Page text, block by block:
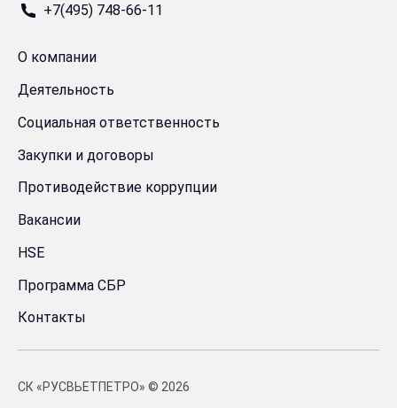
+7(495) 748-66-11
О компании
Деятельность
Социальная ответственность
Закупки и договоры
Противодействие коррупции
Вакансии
HSE
Программа СБР
Контакты
СК «РУСВЬЕТПЕТРО» © 2026